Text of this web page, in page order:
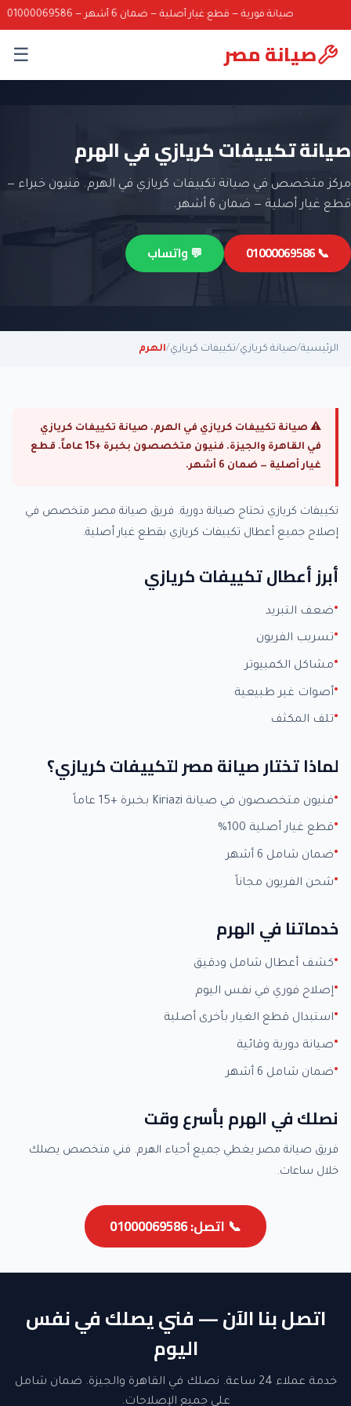
صيانة فورية — قطع غيار أصلية — ضمان 6 أشهر — 01000069586
صيانة مصر ☰
صيانة تكييفات كريازي في الهرم
مركز متخصص في صيانة تكييفات كريازي في الهرم. فنيون خبراء —
قطع غيار أصلية — ضمان 6 أشهر.
📞 01000069586 💬 واتساب
الرئيسية/صيانة كريازي/تكييفات كريازي/الهرم
⚠ صيانة تكييفات كريازي في الهرم. صيانة تكييفات كريازي
في القاهرة والجيزة. فنيون متخصصون بخبرة +15 عاماً. قطع
غيار أصلية — ضمان 6 أشهر.
تكييفات كريازي تحتاج صيانة دورية. فريق صيانة مصر متخصص في
إصلاح جميع أعطال تكييفات كريازي بقطع غيار أصلية.
أبرز أعطال تكييفات كريازي
ضعف التبريد
تسريب الفريون
مشاكل الكمبيوتر
أصوات غير طبيعية
تلف المكثف
لماذا تختار صيانة مصر لتكييفات كريازي؟
فنيون متخصصون في صيانة Kiriazi بخبرة +15 عاماً
قطع غيار أصلية 100%
ضمان شامل 6 أشهر
شحن الفريون مجاناً
خدماتنا في الهرم
كشف أعطال شامل ودقيق
إصلاح فوري في نفس اليوم
استبدال قطع الغيار بأخرى أصلية
صيانة دورية وقائية
ضمان شامل 6 أشهر
نصلك في الهرم بأسرع وقت
فريق صيانة مصر يغطي جميع أحياء الهرم. فني متخصص يصلك
خلال ساعات.
📞 اتصل: 01000069586
اتصل بنا الآن — فني يصلك في نفس
اليوم
خدمة عملاء 24 ساعة. نصلك في القاهرة والجيزة. ضمان شامل
على جميع الإصلاحات.